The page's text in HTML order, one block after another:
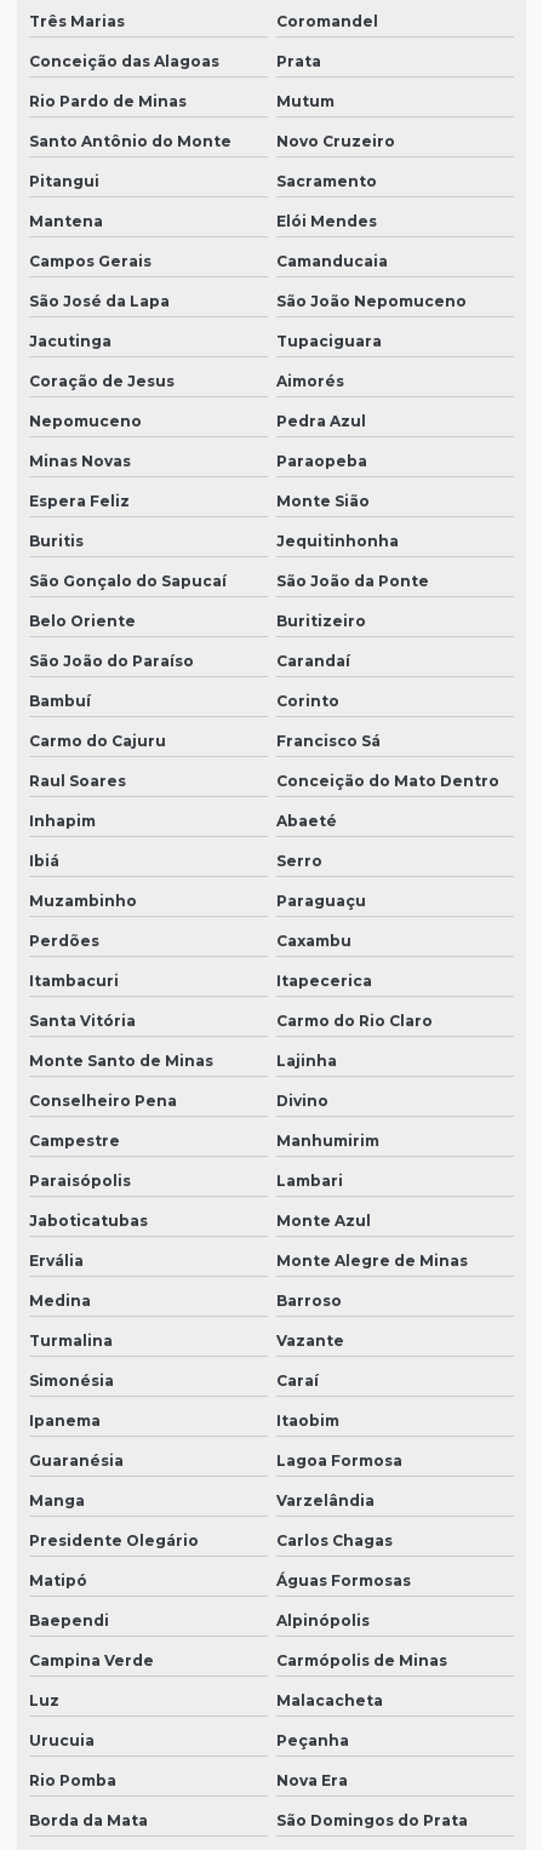
Três Marias Coromandel
Conceição das Alagoas Prata
Rio Pardo de Minas Mutum
Santo Antônio do Monte Novo Cruzeiro
Pitangui Sacramento
Mantena Elói Mendes
Campos Gerais Camanducaia
São José da Lapa São João Nepomuceno
Jacutinga Tupaciguara
Coração de Jesus Aimorés
Nepomuceno Pedra Azul
Minas Novas Paraopeba
Espera Feliz Monte Sião
Buritis Jequitinhonha
São Gonçalo do Sapucaí São João da Ponte
Belo Oriente Buritizeiro
São João do Paraíso Carandaí
Bambuí Corinto
Carmo do Cajuru Francisco Sá
Raul Soares Conceição do Mato Dentro
Inhapim Abaeté
Ibiá Serro
Muzambinho Paraguaçu
Perdões Caxambu
Itambacuri Itapecerica
Santa Vitória Carmo do Rio Claro
Monte Santo de Minas Lajinha
Conselheiro Pena Divino
Campestre Manhumirim
Paraisópolis Lambari
Jaboticatubas Monte Azul
Ervália Monte Alegre de Minas
Medina Barroso
Turmalina Vazante
Simonésia Caraí
Ipanema Itaobim
Guaranésia Lagoa Formosa
Manga Varzelândia
Presidente Olegário Carlos Chagas
Matipó Águas Formosas
Baependi Alpinópolis
Campina Verde Carmópolis de Minas
Luz Malacacheta
Urucuia Peçanha
Rio Pomba Nova Era
Borda da Mata São Domingos do Prata